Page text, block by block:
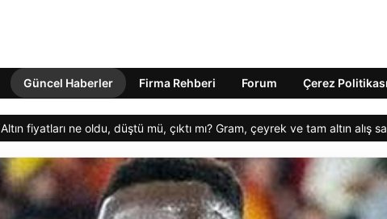
Güncel Haberler Firma Rehberi Forum Çerez